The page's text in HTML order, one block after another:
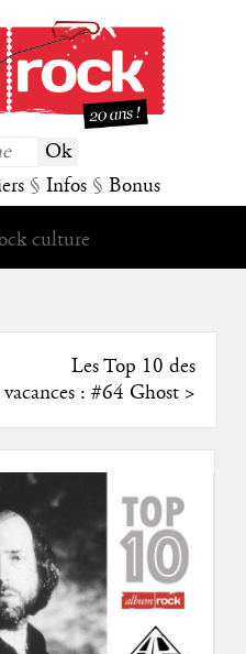
§ Infos § Bonus
culture
Les Top 10 des
vacances : #64 Ghost>